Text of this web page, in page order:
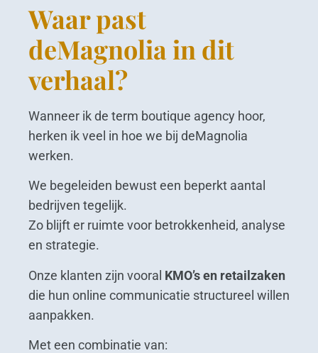
Waar past
deMagnolia in dit
verhaal?
Wanneer ik de term boutique agency hoor,
herken ik veel in hoe we bij deMagnolia
werken.
We begeleiden bewust een beperkt aantal
bedrijven tegelijk.
Zo blijft er ruimte voor betrokkenheid, analyse
en strategie.
Onze klanten zijn vooral KMO’s en retailzaken
die hun online communicatie structureel willen
aanpakken.
Met een combinatie van: